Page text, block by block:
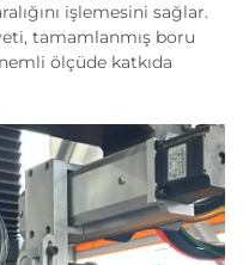
işlemesini sağlar.
tamamlanmış boru
ölçüde katkıda